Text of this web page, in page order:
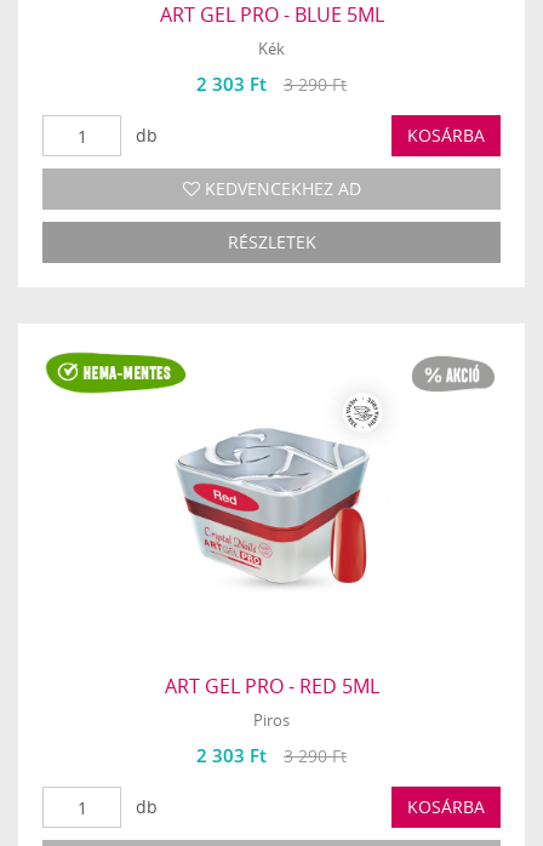
ART GEL PRO - BLUE 5ML
Kék
2 303 Ft 3 290 Ft
db KOSÁRBA
KEDVENCEKHEZ AD
RÉSZLETEK
ART GEL PRO - RED 5ML
Piros
2 303 Ft 3 290 Ft
db KOSÁRBA